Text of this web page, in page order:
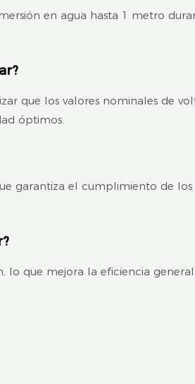
en agua hasta 1 metro
que los valores nominales de
óptimos.
garantiza el cumplimiento de
que mejora la eficiencia